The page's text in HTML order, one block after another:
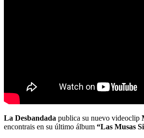
La Desbandada publica su nuevo videoclip
encontrais en su último álbum “Las Musas